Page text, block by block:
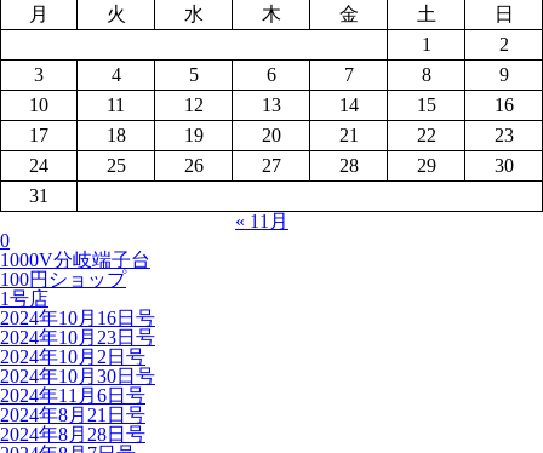
月
火 水 木 金 土
日
1
2
3
4 5 6 7 8
9
10
11 12 13 14 15
16
17
18 19 20 21 22
23
24
25 26 27 28 29
30
31
« 11月
0
1000V分岐端子台
100円ショップ
1号店
2024年10月16日号
2024年10月23日号
2024年10月2日号
2024年10月30日号
2024年11月6日号
2024年8月21日号
2024年8月28日号